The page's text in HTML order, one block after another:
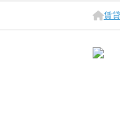
賃